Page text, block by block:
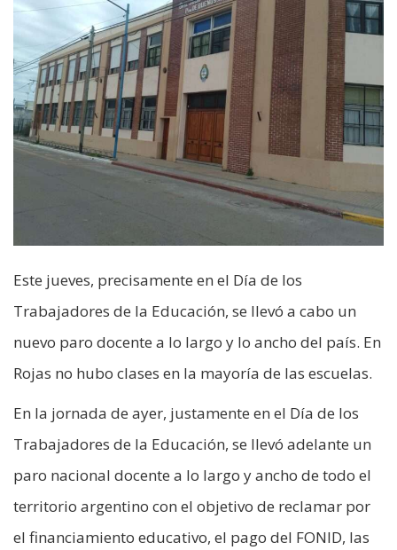
Este jueves, precisamente en el Día de los
Trabajadores de la Educación, se llevó a cabo un
nuevo paro docente a lo largo y lo ancho del país. En
Rojas no hubo clases en la mayoría de las escuelas.
En la jornada de ayer, justamente en el Día de los
Trabajadores de la Educación, se llevó adelante un
paro nacional docente a lo largo y ancho de todo el
territorio argentino con el objetivo de reclamar por
el financiamiento educativo, el pago del FONID, las